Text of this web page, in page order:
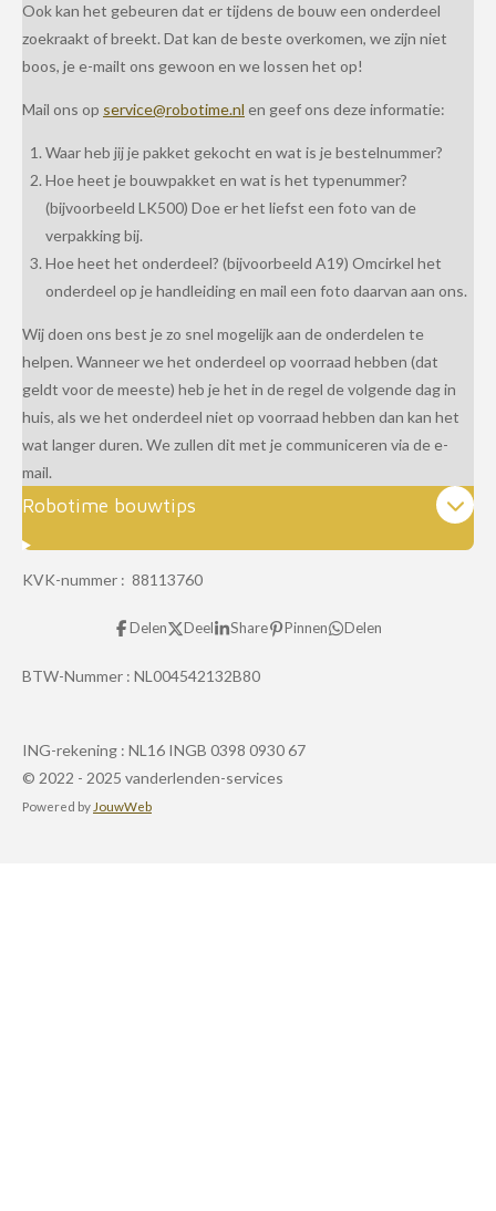
Ook kan het gebeuren dat er tijdens de bouw een onderdeel
zoekraakt of breekt. Dat kan de beste overkomen, we zijn niet
boos, je e-mailt ons gewoon en we lossen het op!
Mail ons op service@robotime.nl en geef ons deze informatie:
Waar heb jij je pakket gekocht en wat is je bestelnummer?
Hoe heet je bouwpakket en wat is het typenummer?
(bijvoorbeeld LK500) Doe er het liefst een foto van de
verpakking bij.
Hoe heet het onderdeel? (bijvoorbeeld A19) Omcirkel het
onderdeel op je handleiding en mail een foto daarvan aan ons.
Wij doen ons best je zo snel mogelijk aan de onderdelen te
helpen. Wanneer we het onderdeel op voorraad hebben (dat
geldt voor de meeste) heb je het in de regel de volgende dag in
huis, als we het onderdeel niet op voorraad hebben dan kan het
wat langer duren. We zullen dit met je communiceren via de e-
mail.
Robotime bouwtips
KVK-nummer : 88113760
Delen Deel Share Pinnen Delen
BTW-Nummer : NL004542132B80
ING-rekening : NL16 INGB 0398 0930 67
© 2022 - 2025 vanderlenden-services
Powered by JouwWeb